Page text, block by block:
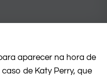
aparecer na hora de
de Katy Perry, que